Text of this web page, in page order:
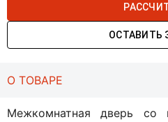
ОСТАВИТЬ
О ТОВАРЕ
Межкомнатная дверь со